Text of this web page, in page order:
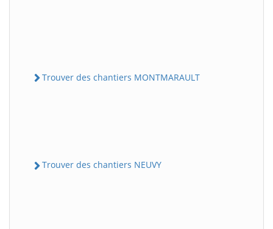
Trouver des chantiers MONTMARAULT
Trouver des chantiers NEUVY